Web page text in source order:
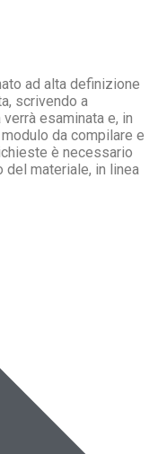
ad alta definizione
scrivendo a
esaminata e, in
da compilare e
è necessario
materiale, in linea